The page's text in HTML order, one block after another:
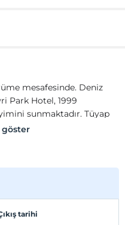
mesafesinde. Deniz
Park Hotel, 1999
sunmaktadır. Tüyap
dakika uzaklıktadır.
Silivri Park
saç kurutma makinesi,
veya duş mevcuttur.
Park Hotel, 1999
göster
tarihi